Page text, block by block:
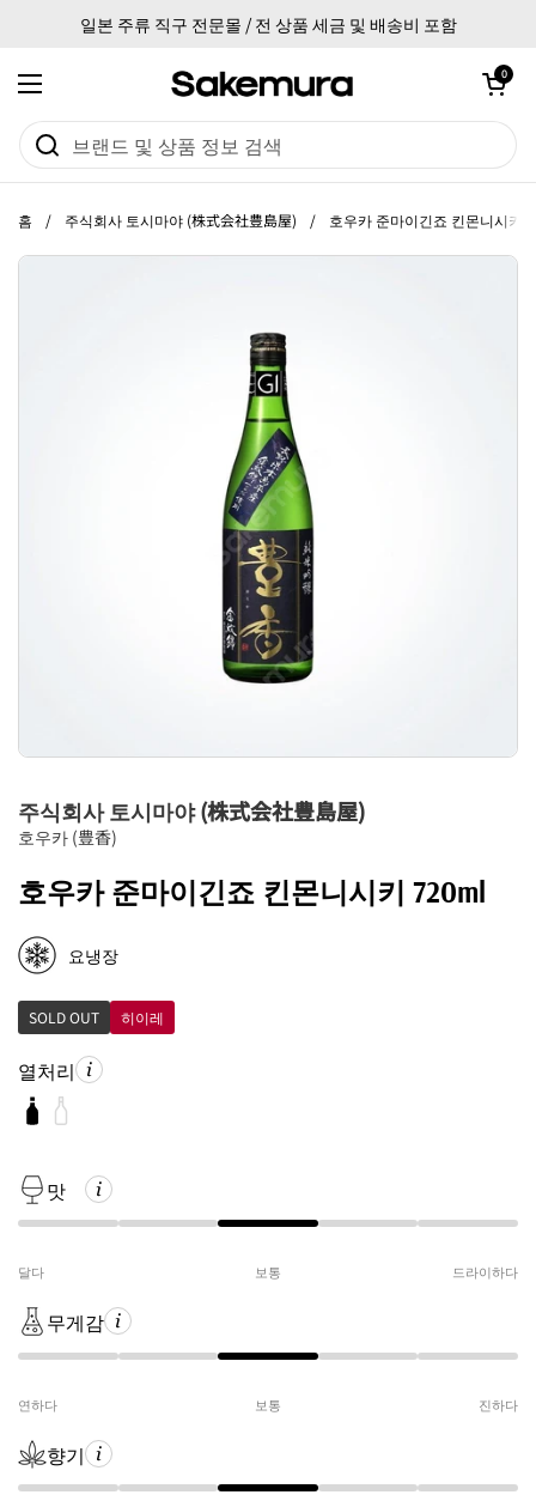
일본 주류 직구 전문몰 / 전 상품 세금 및 배송비 포함
메뉴 열기
카트 열기
0
홈 / 주식회사 토시마야 (株式会社豊島屋) / 호우카 준마이긴죠 킨몬니시키
주식회사 토시마야 (株式会社豊島屋)
호우카 (豊香)
호우카 준마이긴죠 킨몬니시키 720ml
요냉장
SOLD OUT 히이레
열처리
맛
달다 보통 드라이하다
무게감
연하다 보통 진하다
향기